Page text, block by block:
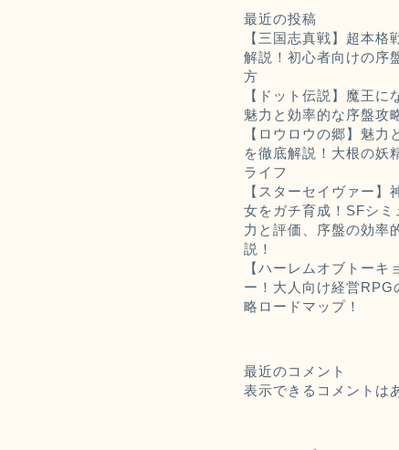
最近の投稿
【三国志真戦】超本
解説！初心者向けの序
方
【ドット伝説】魔王に
魅力と効率的な序盤攻
【ロウロウの郷】魅力
を徹底解説！大根の妖
ライフ
【スターセイヴァー】
女をガチ育成！SFシ
力と評価、序盤の効率
説！
【ハーレムオブトーキ
ー！大人向け経営RPG
略ロードマップ！
最近のコメント
表示できるコメントは